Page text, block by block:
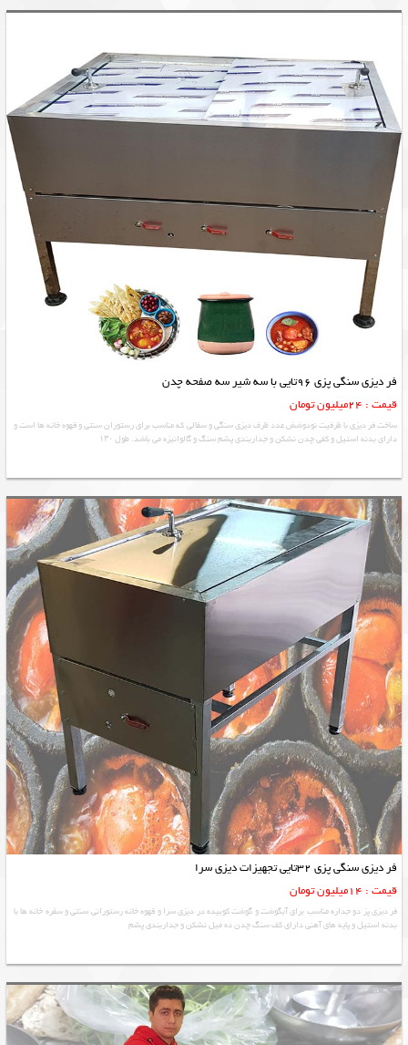
فر دیزی سنگی پزی 96تایی با سه شیر سه صفحه چدن
قیمت : 24میلیون تومان
ساخت فر دیزی با ظرفیت نودوشش عدد ظرف دیزی سنگی و سفالی که مناسب برای رستوران سنتی و قهوه خانه ها است و
دارای بدنه استیل و کفی چدن نشکن و جداربندی پشم سنگ و گالوانیزه می باشد. طول ۱۳۰
فر دیزی سنگی پزی 32تایی تجهیزات دیزی سرا
قیمت : 14میلیون تومان
فر دیزی پز دو جداره مناسب برای آبگوشت و گوشت کوبیده در دیزی سرا و قهوه خانه رستورانی سنتی و سفره خانه ها با
بدنه استیل و پایه های آهنی دارای کف سنگ چدن ده میل نشکن و جداربندی پشم